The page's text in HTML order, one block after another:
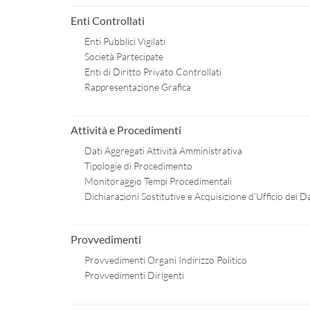
Enti Controllati
Enti Pubblici Vigilati
Società Partecipate
Enti di Diritto Privato Controllati
Rappresentazione Grafica
Attività e Procedimenti
Dati Aggregati Attività Amministrativa
Tipologie di Procedimento
Monitoraggio Tempi Procedimentali
Dichiarazioni Sostitutive e Acquisizione d’Ufficio dei
Provvedimenti
Provvedimenti Organi Indirizzo Politico
Provvedimenti Dirigenti